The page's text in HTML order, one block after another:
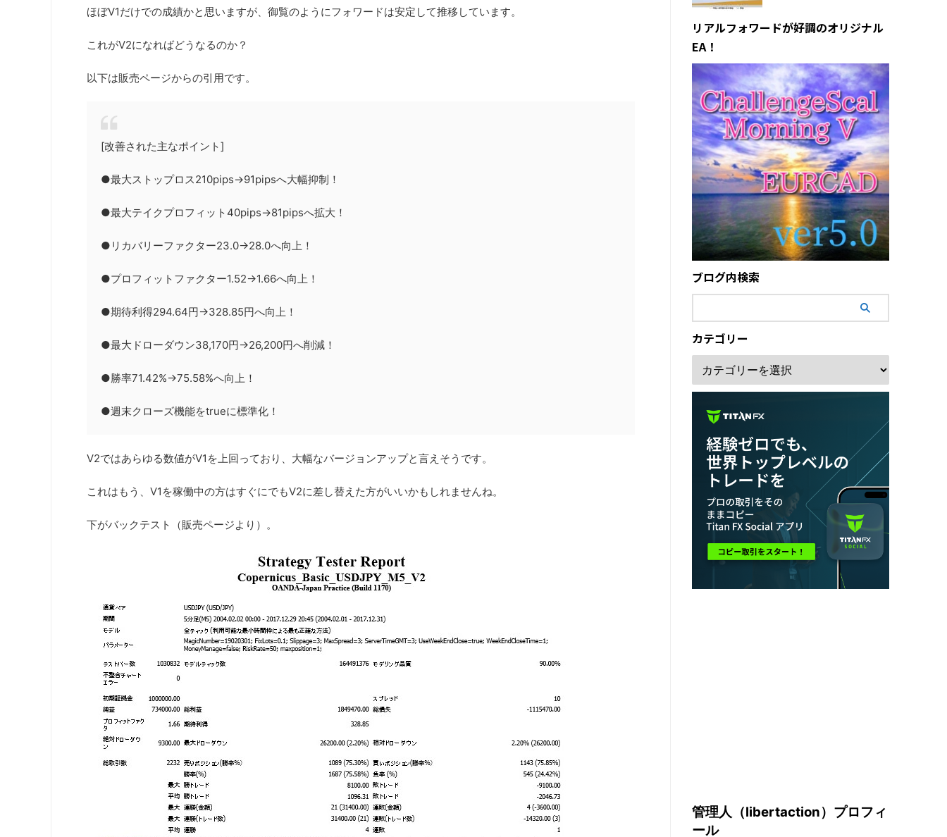
ほぼV1だけでの成績かと思いますが、御覧のようにフォワードは安定して推移しています。
これがV2になればどうなるのか？
以下は販売ページからの引用です。
[改善された主なポイント]
●最大ストップロス210pips→91pipsへ大幅抑制！
●最大テイクプロフィット40pips→81pipsへ拡大！
●リカバリーファクター23.0→28.0へ向上！
●プロフィットファクター1.52→1.66へ向上！
●期待利得294.64円→328.85円へ向上！
●最大ドローダウン38,170円→26,200円へ削減！
●勝率71.42%→75.58%へ向上！
●週末クローズ機能をtrueに標準化！
V2ではあらゆる数値がV1を上回っており、大幅なバージョンアップと言えそうです。
これはもう、V1を稼働中の方はすぐにでもV2に差し替えた方がいいかもしれませんね。
下がバックテスト（販売ページより）。
リアルフォワードが好調のオリジナル
EA！
ブログ内検索
カテゴリー
管理人（libertaction）プロフィ
ール